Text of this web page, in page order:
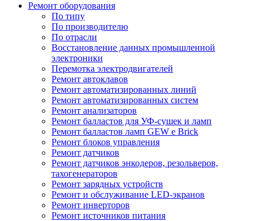
Ремонт оборудования
По типу
По производителю
По отрасли
Восстановление данных промышленной
электроники
Перемотка электродвигателей
Ремонт автоклавов
Ремонт автоматизированных линий
Ремонт автоматизированных систем
Ремонт анализаторов
Ремонт балластов для УФ-сушек и ламп
Ремонт балластов ламп GEW e Brick
Ремонт блоков управления
Ремонт датчиков
Ремонт датчиков энкодеров, резольверов,
тахогенераторов
Ремонт зарядных устройств
Ремонт и обслуживание LED-экранов
Ремонт инверторов
Ремонт источников питания